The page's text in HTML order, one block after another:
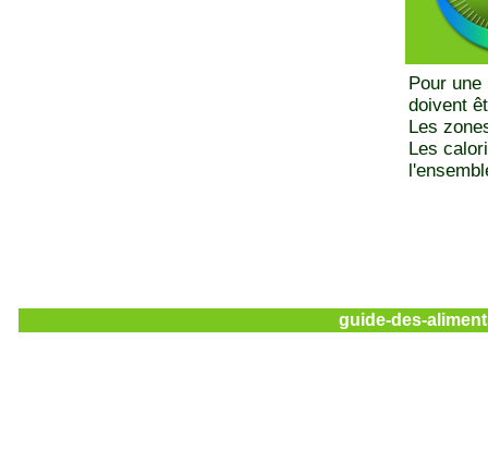
Pour
doivent
Les
Les
guide-des-